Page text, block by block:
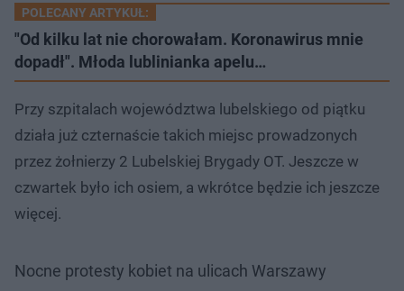
POLECANY ARTYKUŁ:
"Od kilku lat nie chorowałam. Koronawirus mnie
dopadł". Młoda lublinianka apelu…
Przy szpitalach województwa lubelskiego od piątku
działa już czternaście takich miejsc prowadzonych
przez żołnierzy 2 Lubelskiej Brygady OT. Jeszcze w
czwartek było ich osiem, a wkrótce będzie ich jeszcze
więcej.
Nocne protesty kobiet na ulicach Warszawy